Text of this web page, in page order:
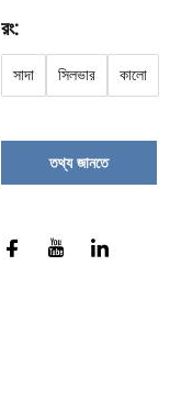
রং:
সাদা সিলভার কালো
তথ্য জানতে